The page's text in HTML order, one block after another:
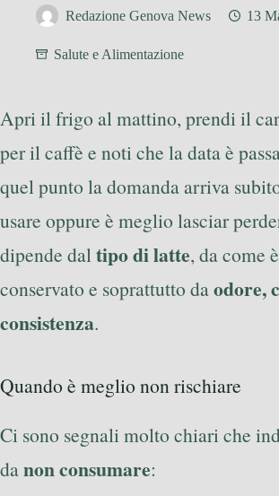
Redazione Genova News 13
Salute e Alimentazione
Apri il frigo al mattino, prendi il
per il caffè e noti che la data è
quel punto la domanda arriva
usare oppure è meglio lasciar
dipende daltipo di latte, da come
conservato e soprattutto daodore,
consistenza.
Quando è meglio non rischiare
Ci sono segnali molto chiari che
danon consumare: